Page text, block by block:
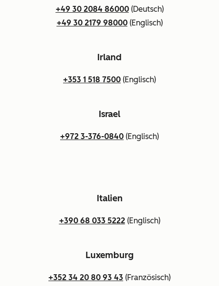
+49 30 2084 86000(Deutsch)
+49 30 2179 98000(Englisch)
Irland
+353 1 518 7500 (Englisch)
Israel
+972 3-376-0840 (Englisch)
Italien
+390 68 033 5222(Englisch)
Luxemburg
+352 34 20 80 93 43 (Französisch)